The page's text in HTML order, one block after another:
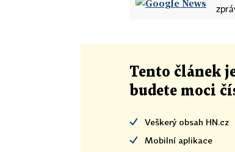
Tento článek
budete moci
Veškerý obsah HN.cz
Mobilní aplikace